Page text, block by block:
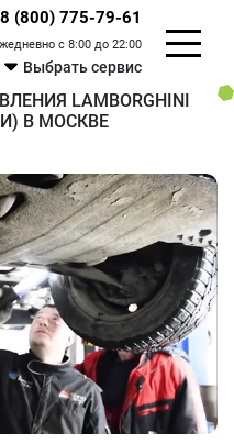
8 (800) 775-79-61
с 8:00 до 22:00
Выбрать сервис
LAMBORGHINI
В МОСКВЕ